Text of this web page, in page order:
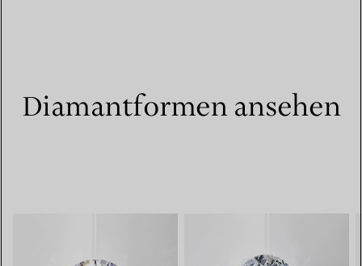
Diamantformen ansehen